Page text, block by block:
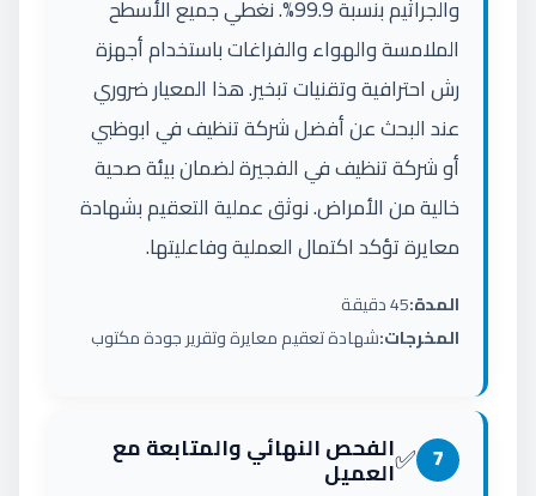
والجراثيم بنسبة 99.9%. نغطي جميع الأسطح
الملامسة والهواء والفراغات باستخدام أجهزة
رش احترافية وتقنيات تبخير. هذا المعيار ضروري
عند البحث عن أفضل شركة تنظيف في ابوظبي
أو شركة تنظيف في الفجيرة لضمان بيئة صحية
خالية من الأمراض. نوثق عملية التعقيم بشهادة
معايرة تؤكد اكتمال العملية وفاعليتها.
المدة:45 دقيقة
المخرجات:شهادة تعقيم معايرة وتقرير جودة مكتوب
7
✅الفحص النهائي والمتابعة مع
العميل